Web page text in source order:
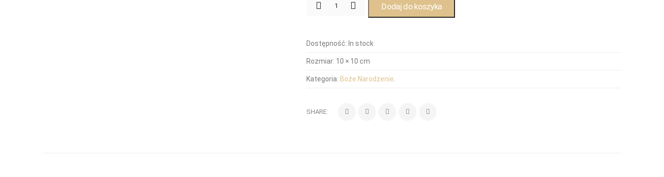
Dodaj do koszyka
Dostępność: In stock
Rozmiar: 10 × 10 cm
Kategoria: Boże Narodzenie
SHARE: